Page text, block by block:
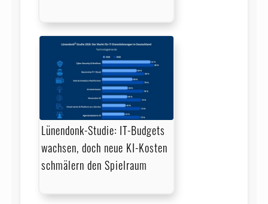
Lünendonk-Studie: IT-Budgets
wachsen, doch neue KI-Kosten
schmälern den Spielraum